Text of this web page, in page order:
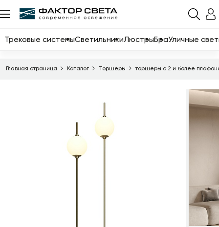
Трековые системыСветильникиЛюстрыБраУличные
Главная страница Каталог Торшеры торшеры с 2 и более
Назад
Каталог
Уличные светильники